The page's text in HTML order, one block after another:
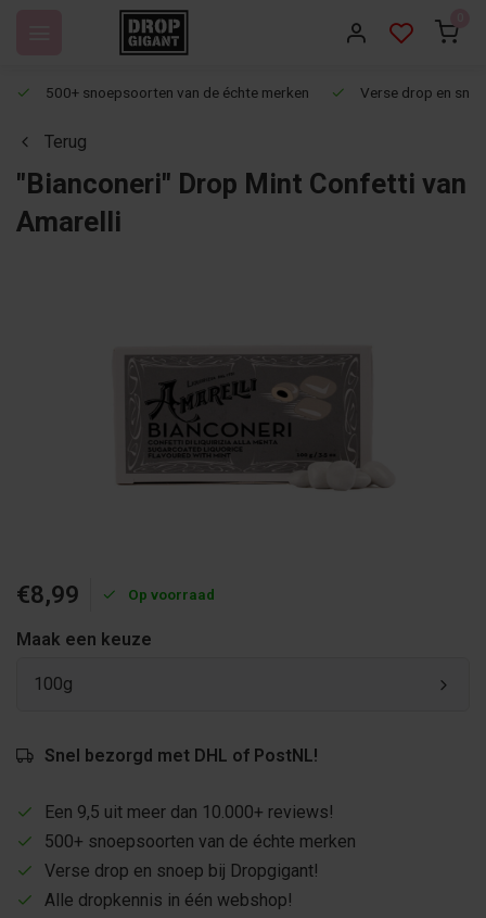
500+ snoepsoorten van de échte merken Verse drop en
Terug
"Bianconeri" Drop Mint Confetti van
Amarelli
€8,99 Op voorraad
Maak een keuze
100g
Snel bezorgd met DHL of PostNL!
Een 9,5 uit meer dan 10.000+ reviews!
500+ snoepsoorten van de échte merken
Verse drop en snoep bij Dropgigant!
Alle dropkennis in één webshop!